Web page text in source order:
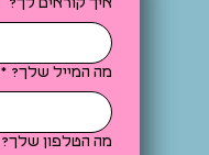
מה המייל שלך? *
מה הטלפון שלך?